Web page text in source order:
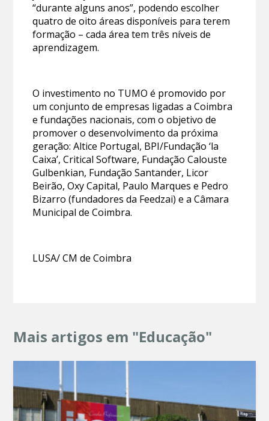
“durante alguns anos”, podendo escolher
quatro de oito áreas disponíveis para terem
formação – cada área tem três níveis de
aprendizagem.
O investimento no TUMO é promovido por
um conjunto de empresas ligadas a Coimbra
e fundações nacionais, com o objetivo de
promover o desenvolvimento da próxima
geração: Altice Portugal, BPI/Fundação ‘la
Caixa’, Critical Software, Fundação Calouste
Gulbenkian, Fundação Santander, Licor
Beirão, Oxy Capital, Paulo Marques e Pedro
Bizarro (fundadores da Feedzai) e a Câmara
Municipal de Coimbra.
LUSA/ CM de Coimbra
Mais artigos em "Educação"